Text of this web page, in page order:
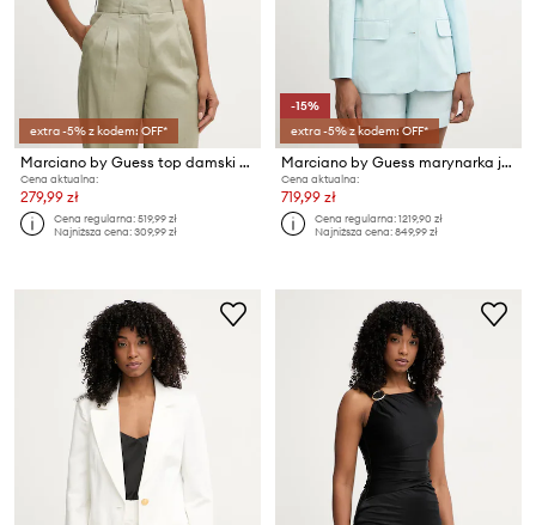
extra -5% z kodem: OFF*
Marciano by Guess top damski z wiskozy INES
Cena aktualna:
279,99 zł
Cena regularna:519,99 zł
Najniższa cena:309,99 zł
-15%
extra -5% z kodem: OFF*
Marciano by Guess marynarka jednorzędowa damska z dodatkiem lnu JANE
Cena aktualna:
719,99 zł
Cena regularna:1219,90 zł
Najniższa cena:849,99 zł